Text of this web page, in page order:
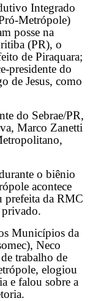
Integrado
Metrópole)
posse na
(PR), o
de Piraquara;
presidente do
de Jesus, como
do Sebrae/PR,
Marco Zanetti
o biênio
acontece
prefeita da RMC
privado.
Municípios da
Neco
trabalho de
elogiou
e falou sobre a